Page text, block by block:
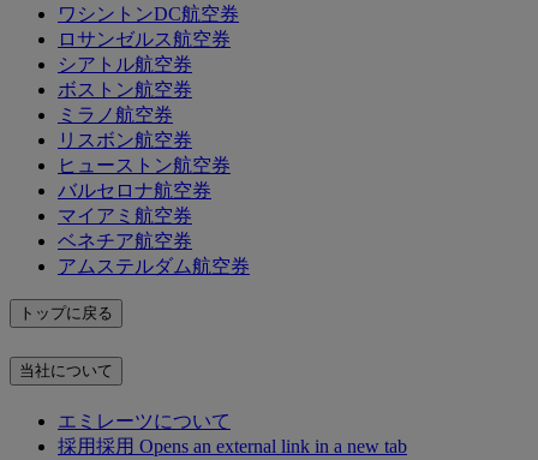
ワシントンDC航空券
ロサンゼルス航空券
シアトル航空券
ボストン航空券
ミラノ航空券
リスボン航空券
ヒューストン航空券
バルセロナ航空券
マイアミ航空券
ベネチア航空券
アムステルダム航空券
トップに戻る
当社について
エミレーツについて
採用採用 Opens an external link in a new tab